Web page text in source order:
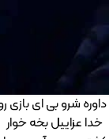
شرو بی ای بازی
خدا عزاییل بخه خوار